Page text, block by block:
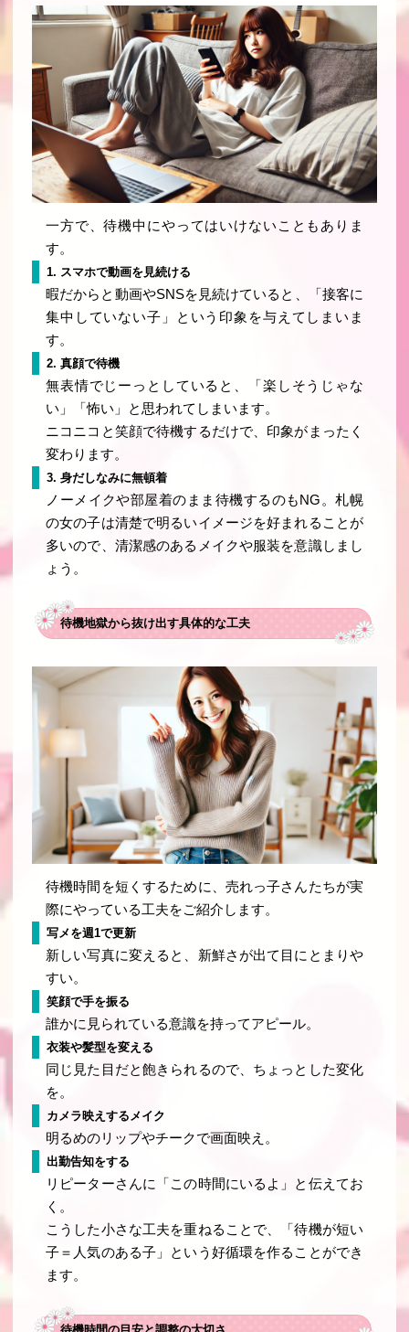
一方で、待機中にやってはいけないこともありま
す。
1. スマホで動画を見続ける
暇だからと動画やSNSを見続けていると、「接客に
集中していない子」という印象を与えてしまいま
す。
2. 真顔で待機
無表情でじーっとしていると、「楽しそうじゃな
い」「怖い」と思われてしまいます。
ニコニコと笑顔で待機するだけで、印象がまったく
変わります。
3. 身だしなみに無頓着
ノーメイクや部屋着のまま待機するのもNG。札幌
の女の子は清楚で明るいイメージを好まれることが
多いので、清潔感のあるメイクや服装を意識しまし
ょう。
待機地獄から抜け出す具体的な工夫
待機時間を短くするために、売れっ子さんたちが実
際にやっている工夫をご紹介します。
写メを週1で更新
新しい写真に変えると、新鮮さが出て目にとまりや
すい。
笑顔で手を振る
誰かに見られている意識を持ってアピール。
衣装や髪型を変える
同じ見た目だと飽きられるので、ちょっとした変化
を。
カメラ映えするメイク
明るめのリップやチークで画面映え。
出勤告知をする
リピーターさんに「この時間にいるよ」と伝えてお
く。
こうした小さな工夫を重ねることで、「待機が短い
子＝人気のある子」という好循環を作ることができ
ます。